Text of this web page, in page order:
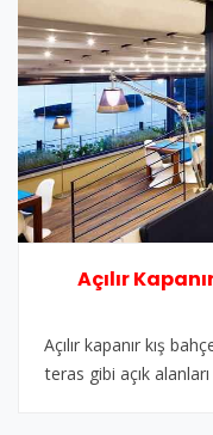
Açılır
Açılır kapanır kış
teras gibi açık